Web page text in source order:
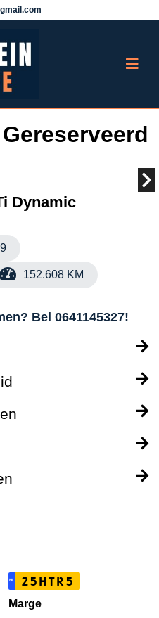
Gereserveerd
Dynamic
152.608 KM
Bel 0641145327!
NL 25HTR5
Marge